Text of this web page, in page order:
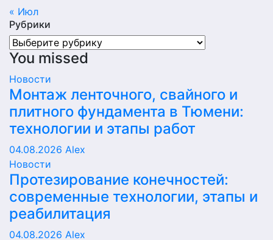
« Июл
Рубрики
Рубрики
You missed
Новости
Монтаж ленточного, свайного и
плитного фундамента в Тюмени:
технологии и этапы работ
04.08.2026 Alex
Новости
Протезирование конечностей:
современные технологии, этапы и
реабилитация
04.08.2026 Alex